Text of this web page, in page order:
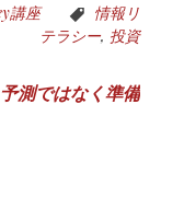
講座
情報リ
テラシー, 投資
予測ではなく準備